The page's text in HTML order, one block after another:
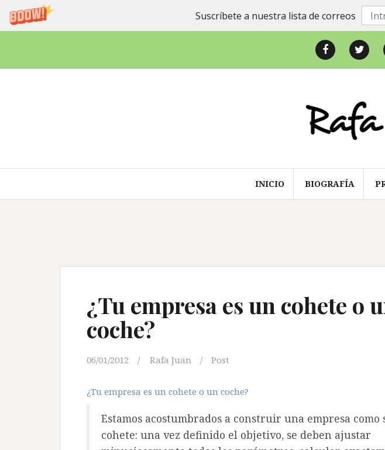
Suscríbete a nuestra lista de correos
contenido
FacebookTwitter
INICIO BIOGRAFÍA
¿Tu empresa es un cohete o
coche?
06/01/2012 Rafa Juan Post
¿Tu empresa es un cohete o un coche?
Estamos acostumbrados a construir una empresa como
cohete: una vez definido el objetivo, se deben ajustar